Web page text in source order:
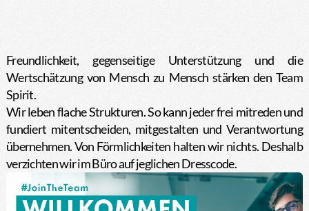
Freundlichkeit, gegenseitige Unterstützung und die
Wertschätzung von Mensch zu Mensch stärken den Team
Spirit.
Wir leben flache Strukturen. So kann jeder frei mitreden und
fundiert mitentscheiden, mitgestalten und Verantwortung
übernehmen. Von Förmlichkeiten halten wir nichts. Deshalb
verzichten wir im Büro auf jeglichen Dresscode.